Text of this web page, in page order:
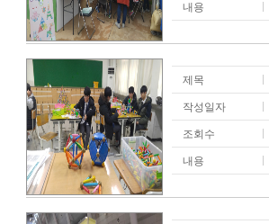
내용
제목
작성일자
조회수
내용